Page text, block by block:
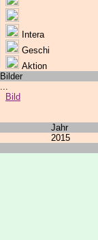
Intera
Geschi
Aktion
Bilder
...
Bild
Jahr
2015